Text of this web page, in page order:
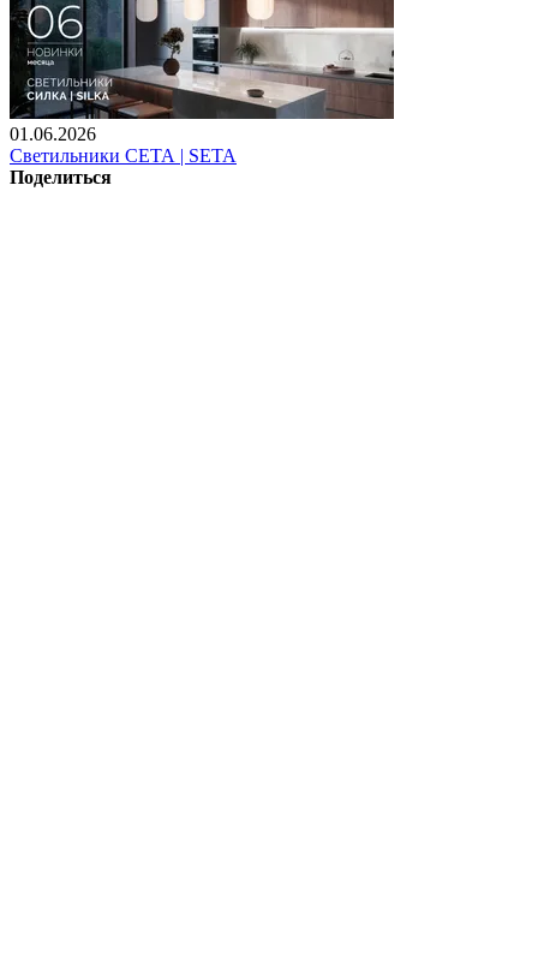
01.06.2026
Светильники СЕТА | SETA
Поделиться